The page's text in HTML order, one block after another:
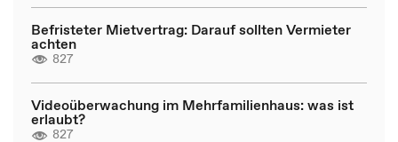
Befristeter Mietvertrag: Darauf sollten Vermieter
achten
827
Videoüberwachung im Mehrfamilienhaus: was ist
erlaubt?
827